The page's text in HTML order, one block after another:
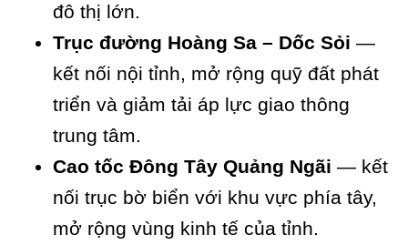
đô thị lớn.
Trục đường Hoàng Sa – Dốc Sỏi —
kết nối nội tỉnh, mở rộng quỹ đất phát
triển và giảm tải áp lực giao thông
trung tâm.
Cao tốc Đông Tây Quảng Ngãi — kết
nối trục bờ biển với khu vực phía tây,
mở rộng vùng kinh tế của tỉnh.